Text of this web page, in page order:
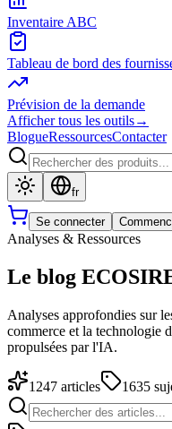
Inventaire ABC
Tableau de bord des
Prévision de la demande
Afficher tous les outils→
BlogueRessourcesContacter
fr
Se connecter
Analyses & Ressources
Le blog
Analyses approfondies sur
commerce et la technologie
propulsées par l'IA.
1247 articles 1635